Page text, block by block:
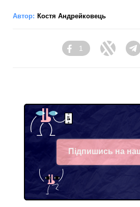
Автор: Костя Андрейковець
Facebook
1
Twitter
Підпишись на
Facebook